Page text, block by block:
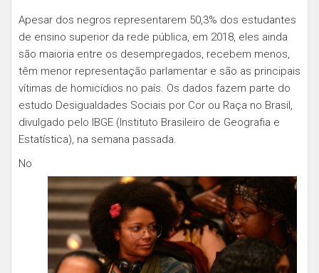
Apesar dos negros representarem 50,3% dos estudantes
de ensino superior da rede pública, em 2018, eles ainda
são maioria entre os desempregados, recebem menos,
têm menor representação parlamentar e são as principais
vítimas de homicídios no país. Os dados fazem parte do
estudo Desigualdades Sociais por Cor ou Raça no Brasil,
divulgado pelo IBGE (Instituto Brasileiro de Geografia e
Estatística), na semana passada.
No